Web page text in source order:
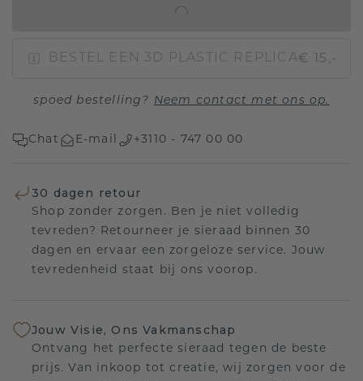
BESTEL EEN 3D PLASTIC REPLICA€ 15,-
spoed bestelling? Neem contact met ons op.
Chat E-mail +3110 - 747 00 00
30 dagen retour
Shop zonder zorgen. Ben je niet volledig
tevreden? Retourneer je sieraad binnen 30
dagen en ervaar een zorgeloze service. Jouw
tevredenheid staat bij ons voorop.
Jouw Visie, Ons Vakmanschap
Ontvang het perfecte sieraad tegen de beste
prijs. Van inkoop tot creatie, wij zorgen voor de